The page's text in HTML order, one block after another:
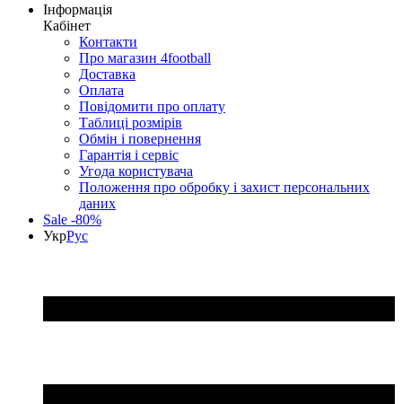
Інформація
Кабінет
Контакти
Про магазин 4football
Доставка
Оплата
Повідомити про оплату
Таблиці розмірів
Обмін і повернення
Гарантія і сервіс
Угода користувача
Положення про обробку і захист персональних
даних
Sale -80%
УкрРус